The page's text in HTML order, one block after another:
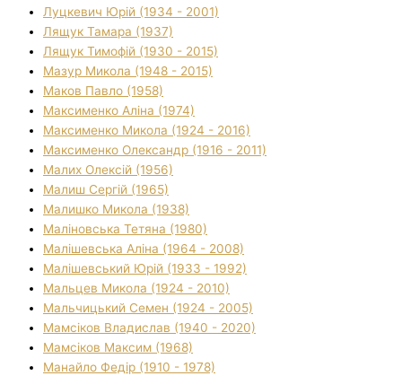
Луцкевич Юрій (1934 - 2001)
Лящук Тамара (1937)
Лящук Тимофій (1930 - 2015)
Мазур Микола (1948 - 2015)
Маков Павло (1958)
Максименко Аліна (1974)
Максименко Микола (1924 - 2016)
Максименко Олександр (1916 - 2011)
Малих Олексій (1956)
Малиш Сергій (1965)
Малишко Микола (1938)
Маліновська Тетяна (1980)
Малішевська Аліна (1964 - 2008)
Малішевський Юрій (1933 - 1992)
Мальцев Микола (1924 - 2010)
Мальчицький Семен (1924 - 2005)
Мамсіков Владислав (1940 - 2020)
Мамсіков Максим (1968)
Манайло Федір (1910 - 1978)